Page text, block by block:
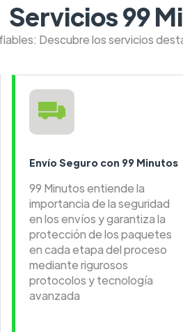
Servicios 99
Descubre los servicios
Envío Seguro con 99 Minutos
99 Minutos entiende la
importancia de la seguridad
en los envíos y garantiza la
protección de los paquetes
en cada etapa del proceso
mediante rigurosos
protocolos y tecnología
avanzada